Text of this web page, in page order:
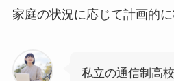
家庭の状況に応じて計画的に
私立の通信制高